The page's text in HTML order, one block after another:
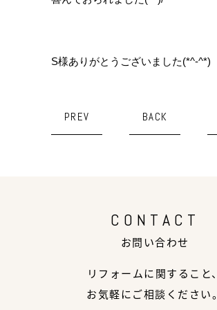
S様ありがとうございました(*^-^*)
PREV BACK
CONTACT
お問い合わせ
リフォームに関すること、
お気軽にご相談ください。